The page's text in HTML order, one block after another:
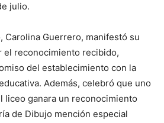
julio.
Carolina Guerrero, manifestó su
el reconocimiento recibido,
del establecimiento con la
Además, celebró que uno
liceo ganara un reconocimiento
de Dibujo mención especial